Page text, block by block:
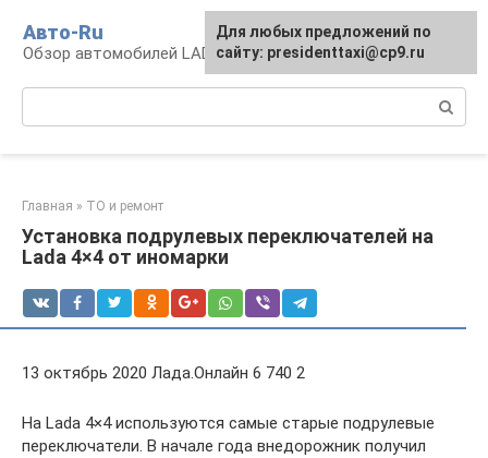
контенту
Авто-Ru
Обзор автомобилей LADA
Главная » ТО и ремонт
Установка подрулевых переключателей на
Lada 4×4 от иномарки
13 октябрь 2020 Лада.Онлайн 6 740 2
На Lada 4×4 используются самые старые подрулевые
переключатели. В начале года внедорожник получил
Для любых предложений по
сайту: presidenttaxi@cp9.ru